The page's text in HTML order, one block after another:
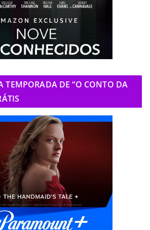
TEMPORADA DE “O CONTO DA